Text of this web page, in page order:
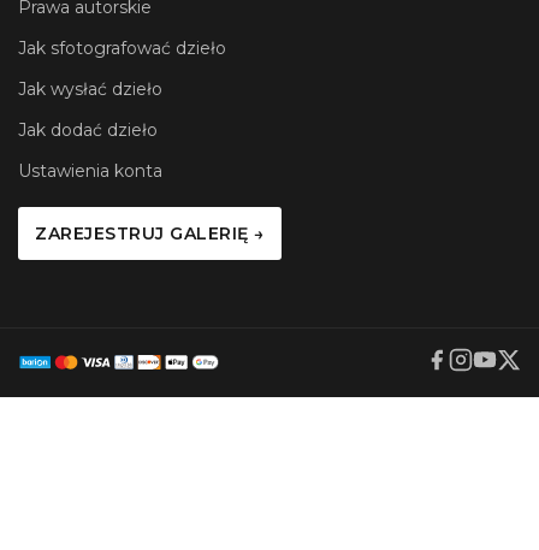
Prawa autorskie
Jak sfotografować dzieło
Jak wysłać dzieło
Jak dodać dzieło
Ustawienia konta
ZAREJESTRUJ GALERIĘ →